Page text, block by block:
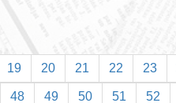
19 20 21 22 23
48 49 50 51 52